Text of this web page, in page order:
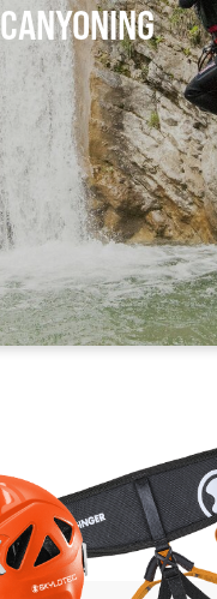
CANYONING